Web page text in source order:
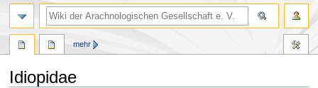
Idiopidae
mehr